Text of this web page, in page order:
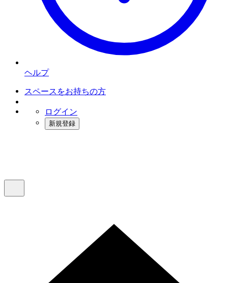
ヘルプ
スペースをお持ちの方
ログイン
新規登録